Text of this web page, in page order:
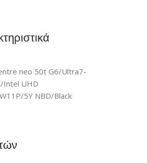
neo 50t G6/Ultra7-
Intel UHD
5Y NBD/Black